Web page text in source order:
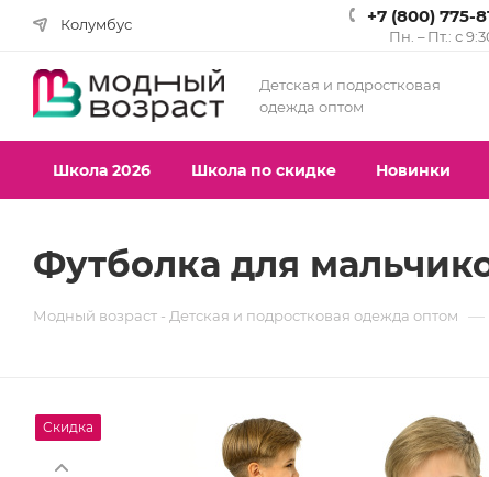
Колумбус +7 (800) 775-
Пн. – Пт.: с
Детская и подростковая
одежда оптом
Школа 2026 Школа по скидке Новинки
Футболка для
Модный возраст - Детская и подростковая одежда оптом —
Скидка